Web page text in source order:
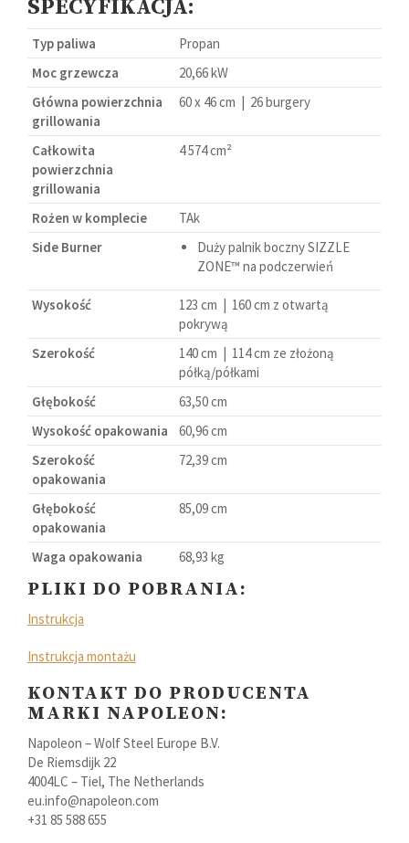
SPECYFIKACJA:
Typ paliwa
Propan
Moc grzewcza
20,66 kW
Główna powierzchnia
grillowania
60 x 46 cm | 26 burgery
Całkowita
powierzchnia
grillowania
4 574 cm²
Rożen w komplecie
TAk
Side Burner
Duży palnik boczny SIZZLE
ZONE™ na podczerwień
Wysokość
123 cm | 160 cm z otwartą
pokrywą
Szerokość
140 cm | 114 cm ze złożoną
półką/półkami
Głębokość
63,50 cm
Wysokość opakowania
60,96 cm
Szerokość
opakowania
72,39 cm
Głębokość
opakowania
85,09 cm
Waga opakowania 68,93 kg
PLIKI DO POBRANIA:
Instrukcja
Instrukcja montażu
KONTAKT DO PRODUCENTA
MARKI NAPOLEON:
Napoleon – Wolf Steel Europe B.V.
De Riemsdijk 22
4004LC – Tiel, The Netherlands
eu.info@napoleon.com
+31 85 588 655